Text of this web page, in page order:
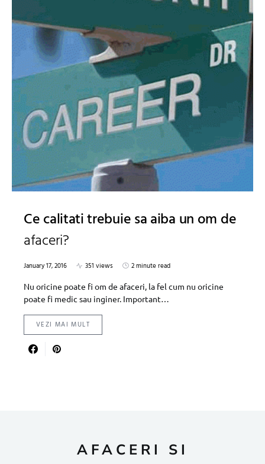
Ce calitati trebuie sa aiba un om de
afaceri?
January 17, 2016 351 views
2 minute read
Nu oricine poate fi om de afaceri, la fel cum nu oricine
poate fi medic sau inginer. Important…
VEZI MAI MULT
AFACERI SI